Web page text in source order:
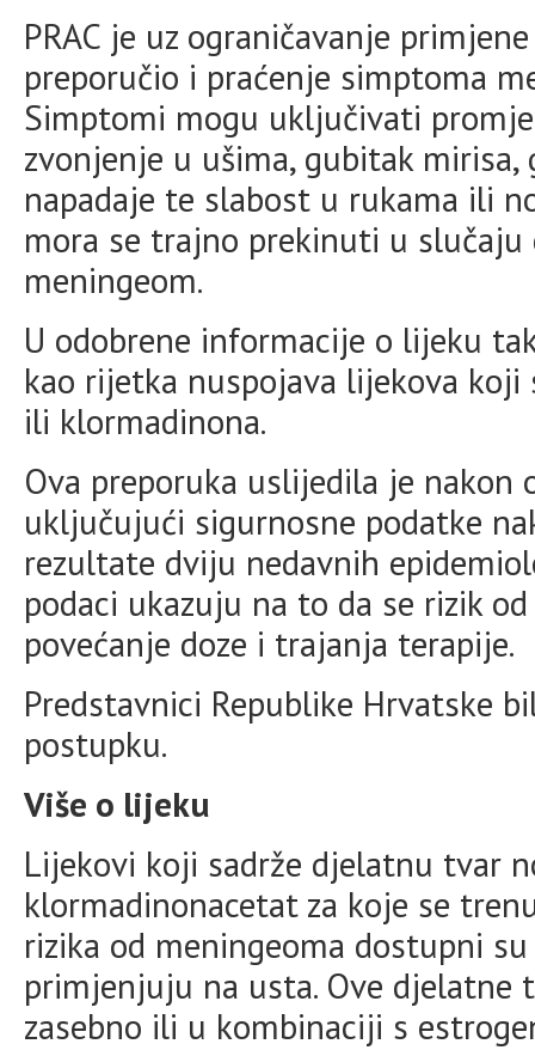
PRAC je uz ograničavanje
preporučio i praćenje simptoma
Simptomi mogu uključivati
zvonjenje u ušima, gubitak
napadaje te slabost u rukama ili
mora se trajno prekinuti u
meningeom.
U odobrene informacije o lijeku
kao rijetka nuspojava lijekova koji
ili klormadinona.
Ova preporuka uslijedila je nakon
uključujući sigurnosne podatke
rezultate dviju nedavnih
podaci ukazuju na to da se rizik
povećanje doze i trajanja terapije.
Predstavnici Republike Hrvatske
postupku.
Više o lijeku
Lijekovi koji sadrže djelatnu tvar
klormadinonacetat za koje se
rizika od meningeoma dostupni
primjenjuju na usta. Ove djelatne
zasebno ili u kombinaciji s